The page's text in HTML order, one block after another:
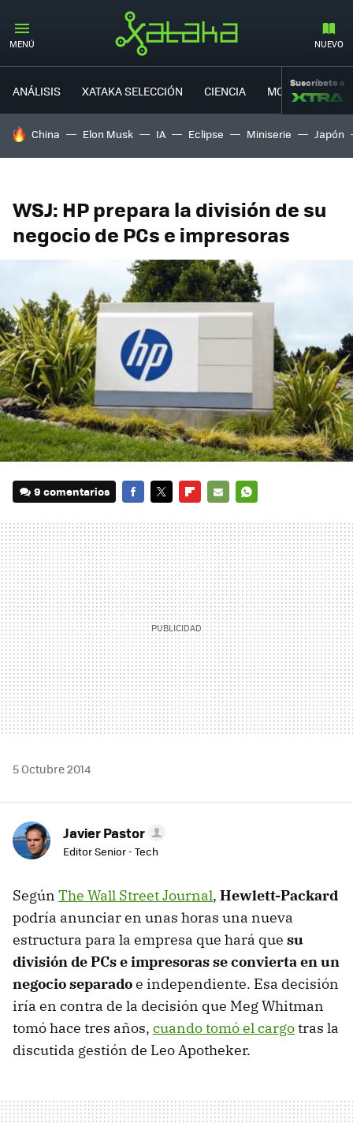
MENÚ NUEVO
ANÁLISIS XATAKA SELECCIÓN CIENCIA MOVILIDAD
Suscríbete a
HOY SE HABLA DE
China Elon Musk IA Eclipse Miniserie Japón
WSJ: HP prepara la división de su
negocio de PCs e impresoras
9 comentarios
MAIL
5 Octubre 2014
Javier Pastor
Editor Senior - Tech
Según The Wall Street Journal, Hewlett-Packard
podría anunciar en unas horas una nueva
estructura para la empresa que hará que su
división de PCs e impresoras se convierta en un
negocio separadoe independiente. Esa decisión
iría en contra de la decisión que Meg Whitman
tomó hace tres años, cuando tomó el cargotras la
discutida gestión de Leo Apotheker.